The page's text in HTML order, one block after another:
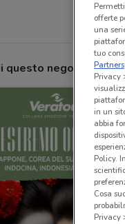
negozio
offerte
una
tuo
Partners
Privacy
in un
abbia
Policy.
Cosa
Privacy